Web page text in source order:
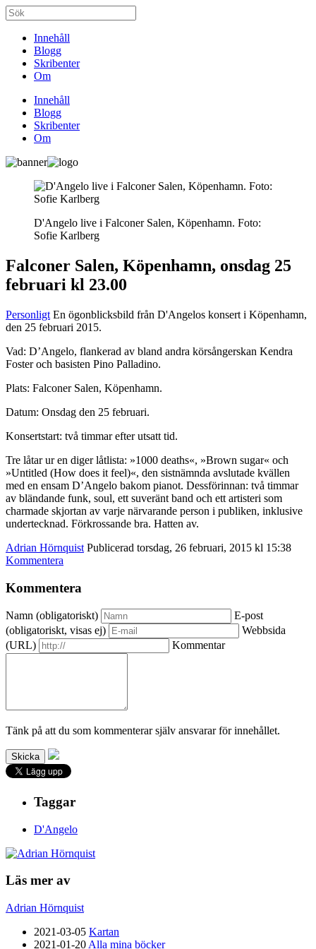
Innehåll
Blogg
Skribenter
Om
Innehåll
Blogg
Skribenter
Om
D'Angelo live i Falconer Salen, Köpenhamn. Foto:
Sofie Karlberg
Falconer Salen, Köpenhamn, onsdag 25
februari kl 23.00
Personligt En ögonblicksbild från D'Angelos konsert i Köpenhamn,
den 25 februari 2015.
Vad: D’Angelo, flankerad av bland andra körsångerskan Kendra
Foster och basisten Pino Palladino.
Plats: Falconer Salen, Köpenhamn.
Datum: Onsdag den 25 februari.
Konsertstart: två timmar efter utsatt tid.
Tre låtar ur en diger låtlista: »1000 deaths«, »Brown sugar« och
»Untitled (How does it feel)«, den sistnämnda avslutade kvällen
med en ensam D’Angelo bakom pianot. Dessförinnan: två timmar
av bländande funk, soul, ett suveränt band och ett artisteri som
charmade skjortan av varje närvarande person i publiken, inklusive
undertecknad. Förkrossande bra. Hatten av.
Adrian Hörnquist Publicerad torsdag, 26 februari, 2015 kl 15:38
Kommentera
Kommentera
Namn (obligatoriskt)
E-post
(obligatoriskt, visas ej)
Webbsida
(URL)
Kommentar
Tänk på att du som kommenterar själv ansvarar för innehållet.
Taggar
D'Angelo
Läs mer av
Adrian Hörnquist
2021-03-05 Kartan
2021-01-20 Alla mina böcker